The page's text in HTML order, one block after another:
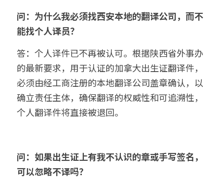
问：为什么我必须找西安本地的翻译公司，而不
能找个人译员？
答：个人译件已不再被认可。根据陕西省外事办
的最新要求，用于认证的加拿大出生证翻译件，
必须由经工商注册的本地翻译公司盖章确认，以
确立责任主体，确保翻译的权威性和可追溯性，
个人翻译件将直接被退回。
问：如果出生证上有我不认识的章或手写签名，
可以忽略不译吗？